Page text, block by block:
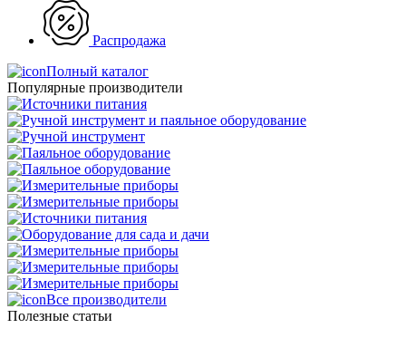
Распродажа
Полный каталог
Популярные производители
Все производители
Полезные статьи